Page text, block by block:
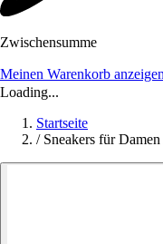
Zwischensumme
Meinen Warenkorb anzeigen
Loading...
Startseite
/ Sneakers für